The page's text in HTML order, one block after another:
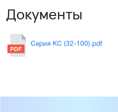
Документы
Серия KC (32-100).pdf